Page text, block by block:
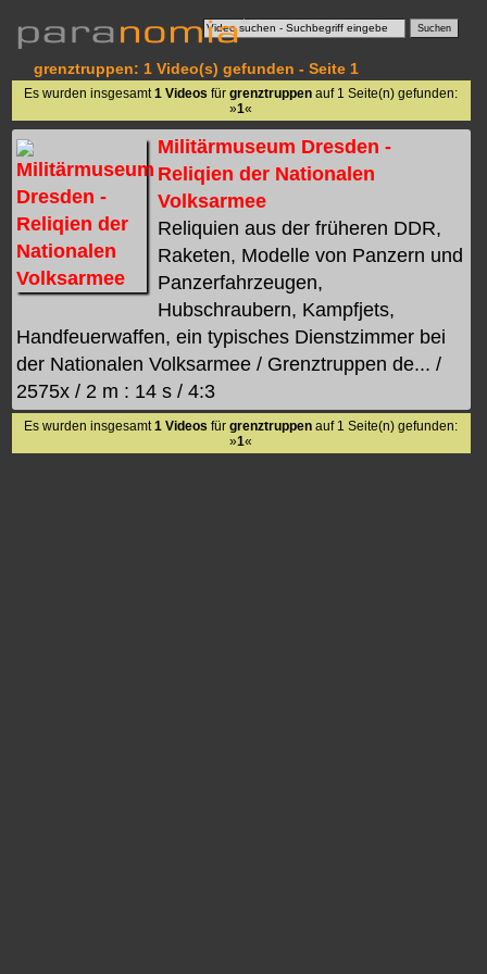
grenztruppen: 1 Video(s) gefunden - Seite 1
Es wurden insgesamt1 Videos fürgrenztruppen auf 1 Seite(n) gefunden:
»1«
Militärmuseum Dresden -
Reliqien der Nationalen
Volksarmee
Reliquien aus der früheren DDR,
Raketen, Modelle von Panzern und
Panzerfahrzeugen,
Hubschraubern, Kampfjets,
Handfeuerwaffen, ein typisches Dienstzimmer bei
der Nationalen Volksarmee / Grenztruppen de... /
2575x / 2 m : 14 s / 4:3
Es wurden insgesamt1 Videos fürgrenztruppen auf 1 Seite(n) gefunden:
»1«